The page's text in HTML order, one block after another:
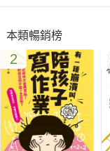
葉嘉青 臺灣師範大學
劉鳳芯 國立中興大學
賴嘉綾 「在地合作社
羅怡君 親職溝通作家
故事，帶我們踏上未
本類暢銷榜
2